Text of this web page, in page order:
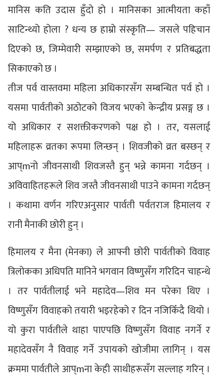
मानिस कति उदास हुँदो हो । मानिसका आत्मीयता कहाँ
साटिन्थ्यो होला ? धन्य छ हाम्रो संस्कृति— जसले पहिचान
दिएको छ, जिम्मेवारी सम्झाएको छ, समर्पण र प्रतिबद्धता
सिकाएको छ ।
तीज पर्व वास्तवमा महिला अधिकारसँग सम्बन्धित पर्व हो ।
यसमा पार्वतीको अठोटको विजय भएको केन्द्रीय प्रसङ्ग छ ।
यो अधिकार र सशक्तीकरणको पक्ष हो । तर, यसलाई
महिलाहरू व्रतका रूपमा लिन्छन् । शिवजीको व्रत बस्छन् र
आप्mनो जीवनसाथी शिवजस्तै हुन् भन्ने कामना गर्दछन् ।
अविवाहितहरूले शिव जस्तै जीवनसाथी पाउने कामना गर्दछन्
। कथामा वर्णन गरिएअनुसार पार्वती पर्वतराज हिमालय र
रानी मैनाकी छोरी हुन् ।
हिमालय र मैना (मेनका) ले आफ्नी छोरी पार्वतीको विवाह
त्रिलोकका अधिपति मानिने भगवान विष्णुसँग गरिदिन चाहन्थे
। तर पार्वतीलाई भने महादेव—शिव मन परेका थिए ।
विष्णुसँग विवाहको तयारी भइरहेको र दिन नजिकिँदै थियो ।
यो कुरा पार्वतीले थाहा पाएपछि विष्णुसँग विवाह नगर्ने र
महादेवसँग नै विवाह गर्ने उपायको खोजीमा लागिन् । यस
क्रममा पार्वतीले आप्mना केही साथीहरूसँग सल्लाह गरिन् ।